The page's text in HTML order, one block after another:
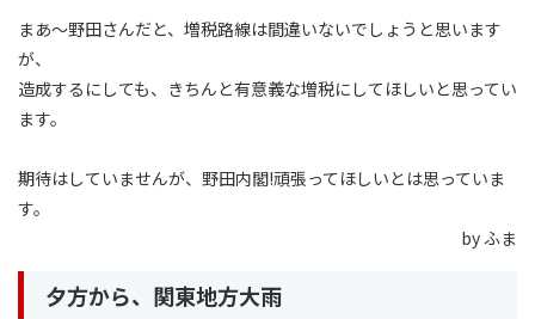
まあ〜野田さんだと、増税路線は間違いないでしょうと思います
が、
造成するにしても、きちんと有意義な増税にしてほしいと思ってい
ます。
期待はしていませんが、野田内閣!頑張ってほしいとは思っていま
す。
by ふま
夕方から、関東地方大雨